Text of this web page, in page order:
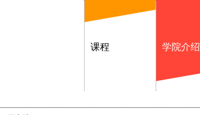
课程 学院介绍